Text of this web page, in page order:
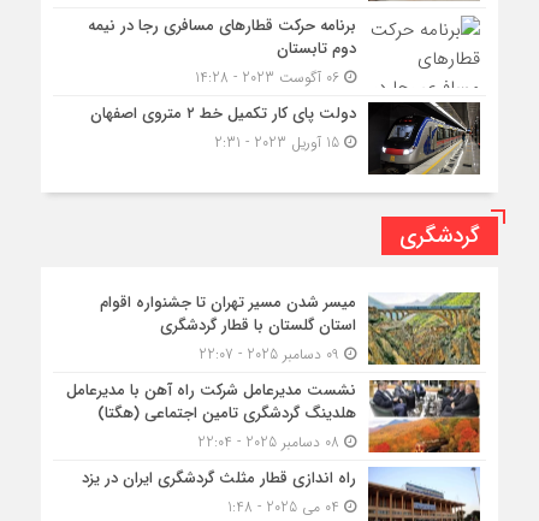
برنامه حرکت قطارهای مسافری رجا در نیمه
دوم تابستان
06 آگوست 2023 - 14:28
دولت پای کار تکمیل خط ۲ متروی اصفهان
15 آوریل 2023 - 2:31
گردشگری
میسر شدن مسیر تهران تا جشنواره اقوام
استان گلستان با قطار گردشگری
نشست مدیرعامل شرکت راه آهن با مدیرعامل
هلدینگ گردشگری تامین اجتماعی (هگتا)
راه اندازی قطار مثلث گردشگری ایران در یزد